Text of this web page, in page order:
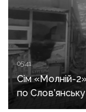
05:41
Сім «Молній-2»
по Слов’янську